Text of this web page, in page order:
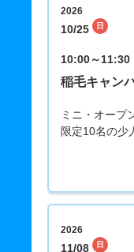
2026
10/25 日
10:00～11:30
稲毛キャン
ミニ・オープ
限定10名の
2026
11/08 日